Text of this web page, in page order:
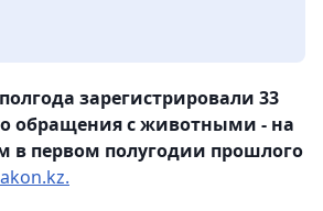
зарегистрировали 33
обращения с животными - на
в первом полугодии прошлого